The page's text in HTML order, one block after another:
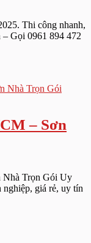
Thi công nhanh,
Gọi 0961 894 472
– Sơn
Nhà Trọn Gói Uy
giá rẻ, uy tín